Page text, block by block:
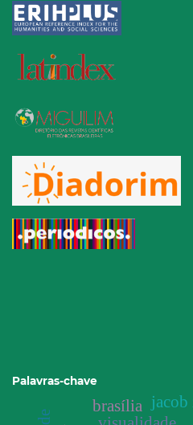
Palavras-chave
jacob
brasília